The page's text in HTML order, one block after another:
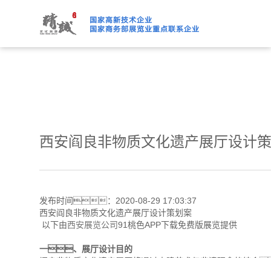
91桃色APP下载免费版,91
西安阎良非物质文化遗产展厅设计
发布时间：2020-08-29 17:03:37
西安阎良非物质文化遗产展厅设计策划案
以下由西安展览公司91桃色APP下载免费版展览提供
一、展厅设计目的